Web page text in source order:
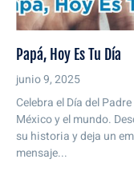
Papá, Hoy Es Tu Día
junio 9, 2025
Celebra el Día del Padre
México y el mundo.
su historia y deja un
mensaje...